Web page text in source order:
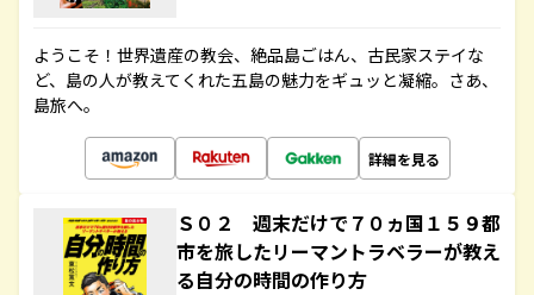
ようこそ！世界遺産の教会、絶品島ごはん、古民家ステイな
ど、島の人が教えてくれた五島の魅力をギュッと凝縮。さあ、
島旅へ。
詳細を見る
Ｓ０２ 週末だけで７０ヵ国１５９都
市を旅したリーマントラベラーが教え
る自分の時間の作り方